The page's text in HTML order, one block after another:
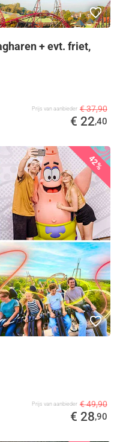
+ evt. friet,
Prijs van aanbieder € 37,90
€ 22,40
42%
Prijs van aanbieder € 49,90
€ 28,90